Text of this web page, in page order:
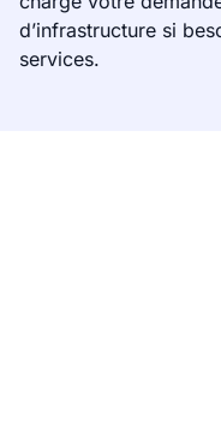
d’infrastructure si
services.